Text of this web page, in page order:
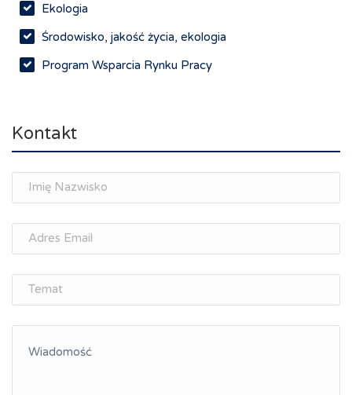
Ekologia
Środowisko, jakość życia, ekologia
Program Wsparcia Rynku Pracy
Spotkania branżowe
Memorandum Gospodarcze PL-CZ
Śląskie Porozumienie Gospodarcze
ŚLĄSK.ONLINE
Integracja
Kontakt